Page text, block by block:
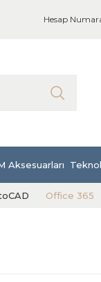
Hesap
Aksesuarları
Office 365